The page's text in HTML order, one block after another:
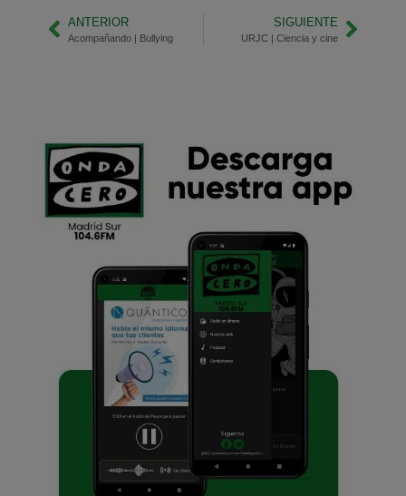
ANTERIOR
Acompañando | Bullying
SIGUIENTE
URJC | Ciencia y cine